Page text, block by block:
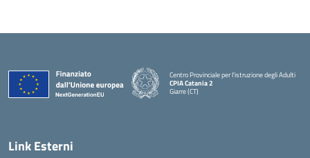
Centro Provinciale per l'istruzione degli Adulti
CPIA Catania 2
Giarre (CT)
Link Esterni